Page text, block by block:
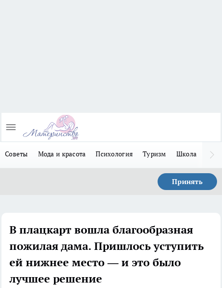
Советы Мода и красота Психология Туризм Школа
Принять
В плацкарт вошла благообразная
пожилая дама. Пришлось уступить
ей нижнее место — и это было
лучшее решение